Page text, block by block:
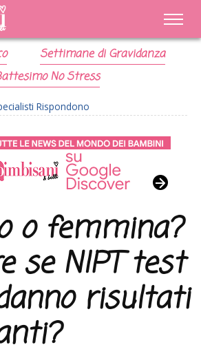
Settimane di Gravidanza
No Stress
Rispondono
o femmina?
se NIPT test
risultati